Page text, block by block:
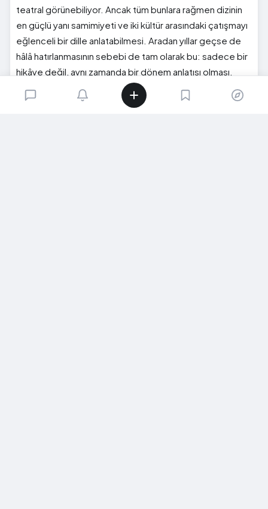
teatral görünebiliyor. Ancak tüm bunlara rağmen dizinin
en güçlü yanı samimiyeti ve iki kültür arasındaki çatışmayı
eğlenceli bir dille anlatabilmesi. Aradan yıllar geçse de
hâlâ hatırlanmasının sebebi de tam olarak bu: sadece bir
hikâye değil, aynı zamanda bir dönem anlatısı olması.